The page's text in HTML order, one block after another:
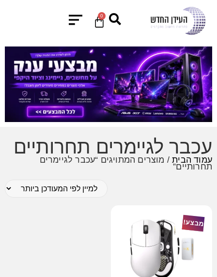
0
עכבר לגיימרים תחרותיים
עמוד הבית/ מוצרים המתויגים “עכבר לגיימרים
תחרותיים”
מבצע!